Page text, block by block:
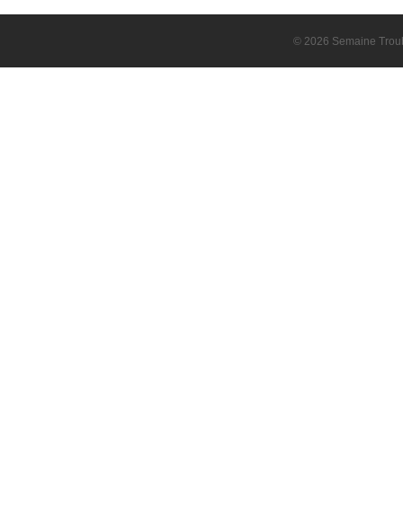
© 2026 Semaine